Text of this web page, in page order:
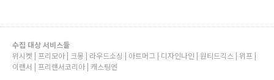
수집 대상 서비스들
위시켓 | 프리모아 | 크몽 | 라우드소싱 | 아트머그 | 디자인나인 | 원티드긱스 | 위프 |
이랜서 | 프리랜서코리아 | 캐스팅엔